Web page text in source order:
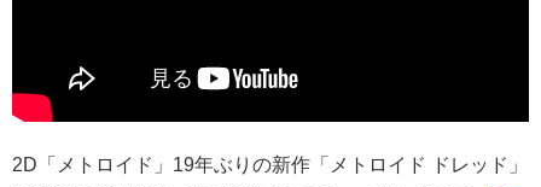
2D「メトロイド」19年ぶりの新作「メトロイド ドレッド」